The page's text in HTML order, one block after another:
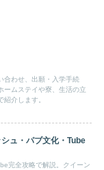
合わせ、出願・入学手続
ームステイや寮、生活の立
介します。
ュ・パブ文化・Tube
完全攻略で解説。クイーン